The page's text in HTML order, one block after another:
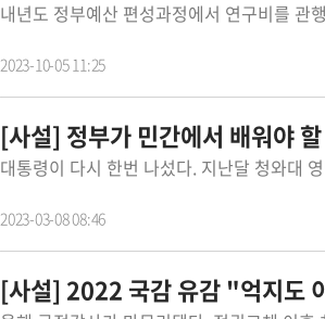
2023-10-05 11:25
[사설] 정부가 민간에서 배워야
2023-03-08 08:46
[사설] 2022 국감 유감 "억지도